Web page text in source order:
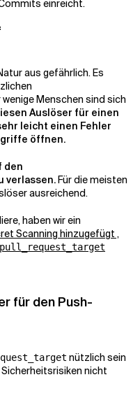
einreicht.
aus gefährlich. Es
Menschen sind sich
Auslöser für einen
leicht einen Fehler
öffnen.
den
verlassen. Für die meisten
ausreichend.
haben wir ein
Scanning hinzugefügt ,
pull_request_target
für den Push-
nützlich sein
nicht